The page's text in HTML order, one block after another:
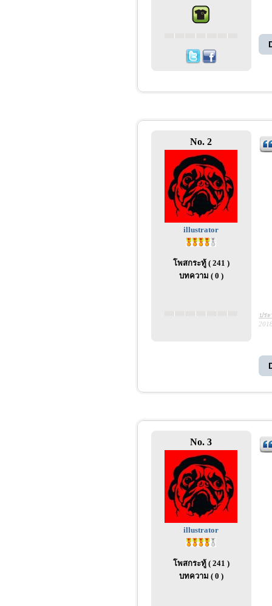
No. 2
illustrator
โพสกระทู้ ( 241 )
บทความ ( 0 )
ปร
No. 3
illustrator
โพสกระทู้ ( 241 )
บทความ ( 0 )